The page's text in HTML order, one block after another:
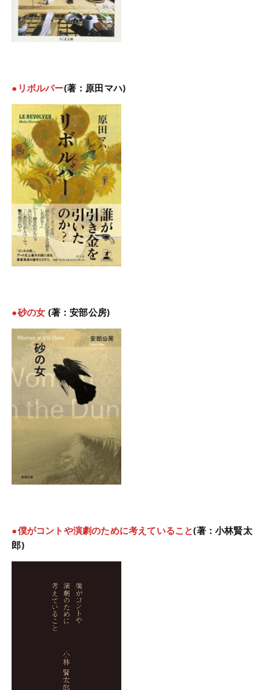
●リボルバー(著：原田マハ)
●砂の女 (著：安部公房)
●僕がコントや演劇のために考えていること(著：小林賢太
郎)